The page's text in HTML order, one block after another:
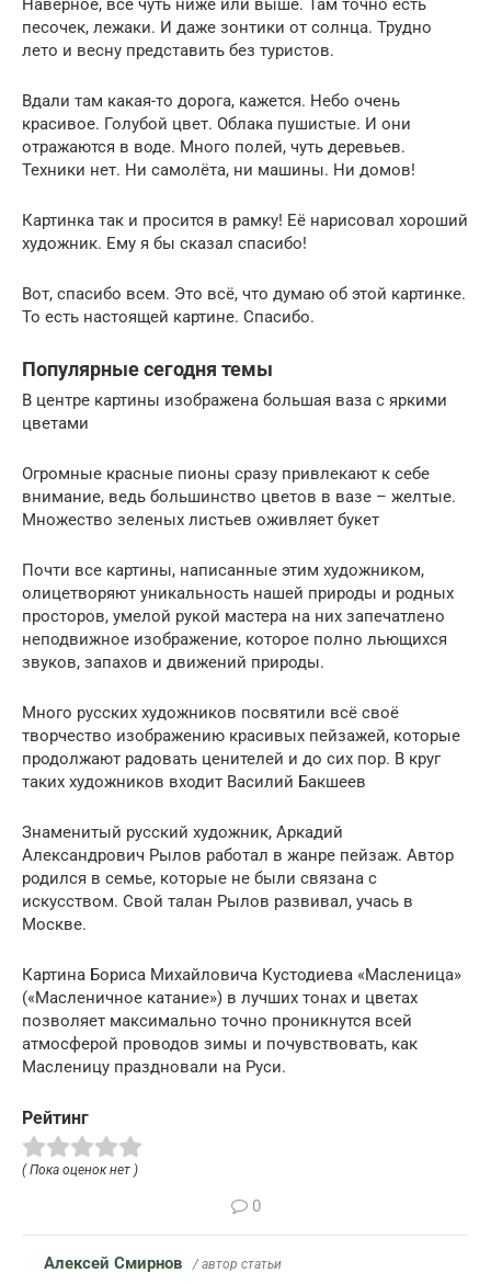
Наверное, все чуть ниже или выше. Там точно есть
песочек, лежаки. И даже зонтики от солнца. Трудно
лето и весну представить без туристов.
Вдали там какая-то дорога, кажется. Небо очень
красивое. Голубой цвет. Облака пушистые. И они
отражаются в воде. Много полей, чуть деревьев.
Техники нет. Ни самолёта, ни машины. Ни домов!
Картинка так и просится в рамку! Её нарисовал хороший
художник. Ему я бы сказал спасибо!
Вот, спасибо всем. Это всё, что думаю об этой картинке.
То есть настоящей картине. Спасибо.
Популярные сегодня темы
В центре картины изображена большая ваза с яркими
цветами
Огромные красные пионы сразу привлекают к себе
внимание, ведь большинство цветов в вазе – желтые.
Множество зеленых листьев оживляет букет
Почти все картины, написанные этим художником,
олицетворяют уникальность нашей природы и родных
просторов, умелой рукой мастера на них запечатлено
неподвижное изображение, которое полно льющихся
звуков, запахов и движений природы.
Много русских художников посвятили всё своё
творчество изображению красивых пейзажей, которые
продолжают радовать ценителей и до сих пор. В круг
таких художников входит Василий Бакшеев
Знаменитый русский художник, Аркадий
Александрович Рылов работал в жанре пейзаж. Автор
родился в семье, которые не были связана с
искусством. Свой талан Рылов развивал, учась в
Москве.
Картина Бориса Михайловича Кустодиева «Масленица»
(«Масленичное катание») в лучших тонах и цветах
позволяет максимально точно проникнутся всей
атмосферой проводов зимы и почувствовать, как
Масленицу праздновали на Руси.
Рейтинг
( Пока оценок нет )
0
Алексей Смирнов / автор статьи